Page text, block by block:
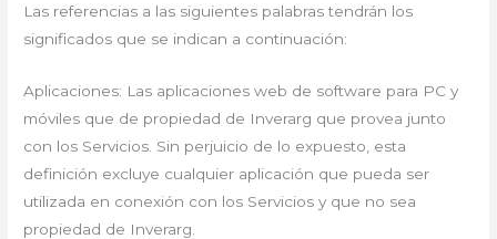
Las referencias a las siguientes palabras tendrán los
significados que se indican a continuación:
Aplicaciones: Las aplicaciones web de software para PC y
móviles que de propiedad de Inverarg que provea junto
con los Servicios. Sin perjuicio de lo expuesto, esta
definición excluye cualquier aplicación que pueda ser
utilizada en conexión con los Servicios y que no sea
propiedad de Inverarg.